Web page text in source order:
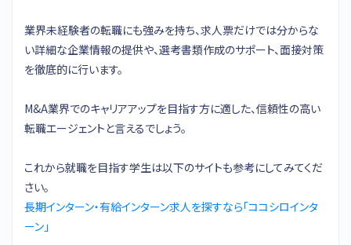
業界未経験者の転職にも強みを持ち、求人票だけでは分からな
い詳細な企業情報の提供や、選考書類作成のサポート、面接対策
を徹底的に行います。
M&A業界でのキャリアアップを目指す方に適した、信頼性の高い
転職エージェントと言えるでしょう。
これから就職を目指す学生は以下のサイトも参考にしてみてくだ
さい。
長期インターン・有給インターン求人を探すなら「ココシロインタ
ーン」